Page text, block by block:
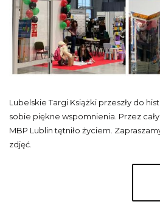
Lubelskie Targi Książki przeszły do
sobie piękne wspomnienia. Przez
MBP Lublin tętniło życiem.
zdjęć.